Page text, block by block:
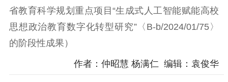
省教育科学规划重点项目“生成式人工智能赋能高校
思想政治教育数字化转型研究”〈B-b/2024/01/75〉
的阶段性成果）
作者：仲昭慧 杨满仁 编辑：袁俊华